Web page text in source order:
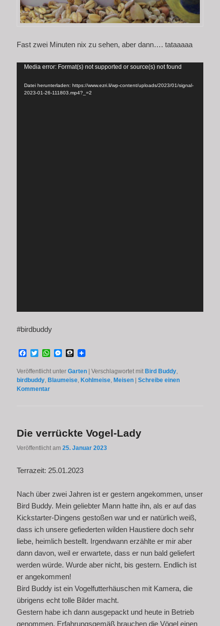
Fast zwei Minuten nix zu sehen, aber dann…. tataaaaa
Video-
Media error: Format(s) not supported or source(s) not found
Datei herunterladen: https://www.ezri.li/wp-content/uploads/2023/01/signal-
2023-01-26-111803.mp4?_=2
#birdbuddy
Facebook
TwitterWhatsApp
Messenger
Threema
Veröffentlicht unter Garten |Verschlagwortet mit Bird Buddy,
birdbuddy, Blaumeise, Kohlmeise, Meisen |Schreibe einen
Kommentar
Die verrückte Vogel-Lady
Veröffentlicht am25. Januar 2023
Terrazeit: 25.01.2023
Nach über zwei Jahren ist er gestern angekommen, unser
Bird Buddy. Mein geliebter Mann hatte ihn, als er auf das
Kickstarter-Dingens gestoßen war und er natürlich weiß,
dass ich unsere gefiederten wilden Haustiere doch sehr
liebe, heimlich bestellt. Irgendwann erzählte er mir aber
dann davon, weil er erwartete, dass er nun bald geliefert
werden würde. Wurde aber nicht, bis gestern. Endlich ist
er angekommen!
Bird Buddy ist ein Vogelfutterhäuschen mit Kamera, die
übrigens echt tolle Bilder macht.
Gestern habe ich dann ausgepackt und heute in Betrieb
genommen. Erfahrungsgemäß brauchen die Vögel einen